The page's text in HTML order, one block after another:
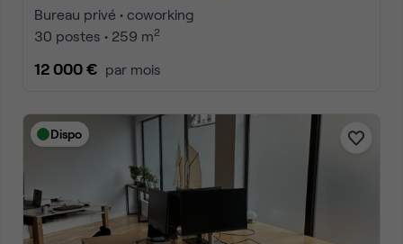
Bureau privé • coworking
30 postes • 259 m2
12 000 € par mois
Dispo